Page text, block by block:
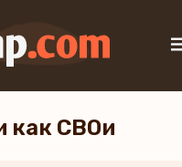
как СВОи